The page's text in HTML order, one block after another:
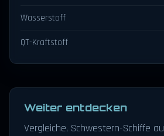
Wasserstoff
QT-Kraftstoff
Weiter entdecken
Vergleiche, Schwestern-Schiffe